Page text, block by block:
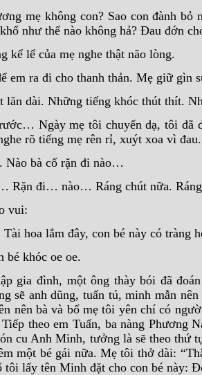
mẹ không con? Sao con đành
như thế nào không hả? Đau đớn
kể lể của mẹ nghe thật não lòng.
em ra đi cho thanh thản. Mẹ giữ
dài. Những tiếng khóc thút thít.
Ngày mẹ tôi chuyển dạ, tôi đã
rõ tiếng mẹ rên rỉ, xuýt xoa vì
bà cố rặn đi nào…
Rặn đi… nào… Ráng chút nữa.
vui:
hoa lắm đây, con bé này có tràng
bé khóc oe oe.
gia đình, một ông thày bói đã
sẽ anh dũng, tuấn tú, minh mẫn
nên bà và bố mẹ tôi yên chí có
theo em Tuấn, ba nàng
cu Anh Minh, tưởng là sẽ theo
một bé gái nữa. Mẹ tôi thở dài:
tôi lấy tên Minh đặt cho con bé này: